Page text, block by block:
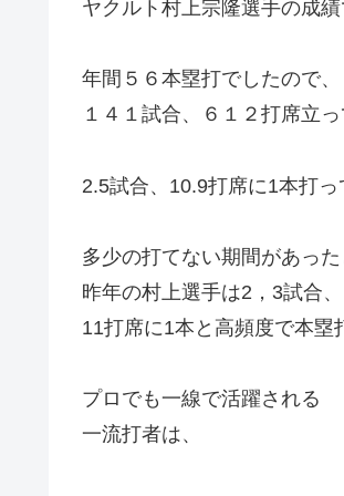
ヤクルト村上宗隆選手の成績
年間５６本塁打でしたので、
１４１試合、６１２打席立っ
2.5試合、10.9打席に1本打
多少の打てない期間があった
昨年の村上選手は2，3試合、
11打席に1本と高頻度で本塁
プロでも一線で活躍される
一流打者は、